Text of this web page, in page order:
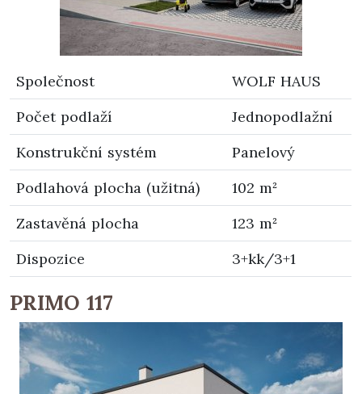
Společnost
WOLF HAUS
Počet podlaží
Jednopodlažní
Konstrukční systém
Panelový
Podlahová plocha (užitná)
102 m²
Zastavěná plocha
123 m²
Dispozice
3+kk/3+1
PRIMO 117